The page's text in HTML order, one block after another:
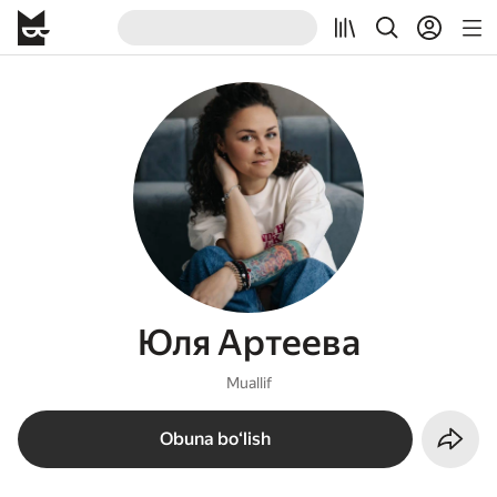
Юля Артеева
Muallif
Obuna boʻlish